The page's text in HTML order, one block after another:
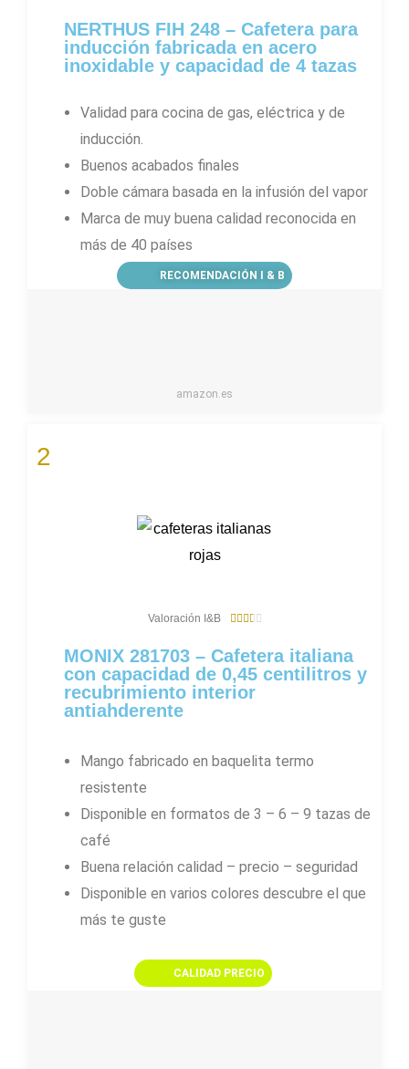
7
/
5
NERTHUS FIH 248 – Cafetera para
inducción fabricada en acero
inoxidable y capacidad de 4 tazas
Validad para cocina de gas, eléctrica y de
inducción.
Buenos acabados finales
Doble cámara basada en la infusión del vapor
Marca de muy buena calidad reconocida en
más de 40 países
RECOMENDACIÓN I & B
amazon.es
2
Valoración I&B  
MONIX 281703 – Cafetera italiana
con capacidad de 0,45 centilitros y
recubrimiento interior
antiahderente
Mango fabricado en baquelita termo
resistente
Disponible en formatos de 3 – 6 – 9 tazas de
café
Buena relación calidad – precio – seguridad
Disponible en varios colores descubre el que
más te guste
CALIDAD PRECIO